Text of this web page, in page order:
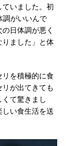
いました。初
調がいいんで
日体調が悪く
ました」と体
を積極的に食
が出てきても
て驚きまし
い食生活を送